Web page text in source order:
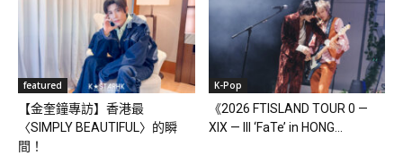
featured
【金奎鐘專訪】香港最
〈SIMPLY BEAUTIFUL〉的瞬
間！
K-Pop
《2026 FTISLAND TOUR 0 —
XIX — III ‘FaTe’ in HONG...